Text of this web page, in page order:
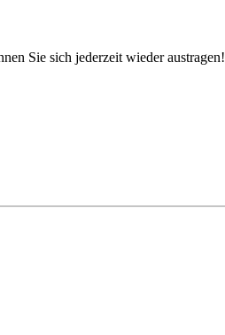
Sie sich jederzeit wieder austragen!